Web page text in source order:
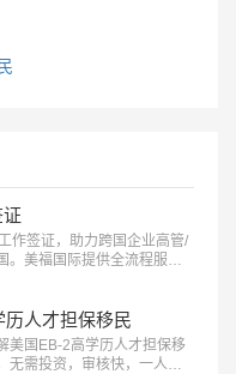
作签证，助力跨国企业高管/
。美福国际提供全流程服
历人才担保移民
美国EB-2高学历人才担保移
无需投资，审核快，一人申